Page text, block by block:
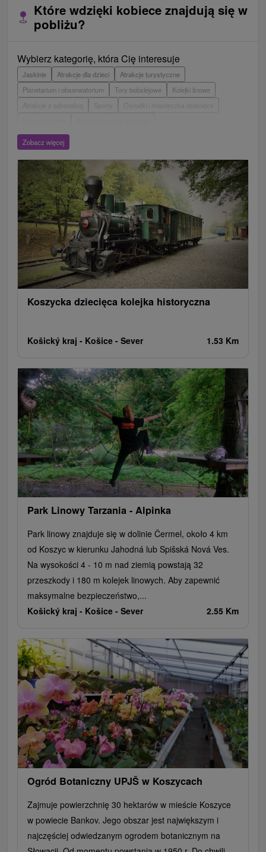
Które wdzięki kobiece znajdują się w
pobliżu?
Wybierz kategorię, która Cię interesuje
Jaskinie Atrakcje dla dzieci
Atrakcje turystyczne
Planetarium i obserwatorium
Tory bobslejowe
Kolejki linowe
Atrakcje z adrenaliną
Wieże obserwacyjne i chodniki
Escaperoom
Ogrody botaniczne
Loty widokowe i rejsy wycieczkowe
Tarcze
Jeziora, jeziora, zbiorniki wodne
Zabytki techniki
Pomniki
Wodospady
Kościoły drewniane Źródła
Jazda konna
Túry a turistické chodníky
Zamki Chaty górskie
Teatry
Miejsca sakralne
Rafting, rafting, rafting
Ośrodek narciarski
Pola golfowe
Parki miejskie i zamkowe
Obiekty architektoniczne
Amfiteatry i kina w przyrodzie
Tory gokartowe
Cyklotrasy
Szlaki winne
Zobacz więcej
Koszycka dziecięca kolejka historyczna
Košický kraj - Košice - Sever 1.53 Km
Park Linowy Tarzania - Alpinka
Park linowy znajduje się w dolinie Čermel, około 4 km
od Koszyc w kierunku Jahodná lub Spišská Nová Ves.
Na wysokości 4 - 10 m nad ziemią powstają 32
przeszkody i 180 m kolejek linowych. Aby zapewnić
maksymalne bezpieczeństwo,...
Košický kraj - Košice - Sever 2.55 Km
Ogród Botaniczny UPJŠ w Koszycach
Zajmuje powierzchnię 30 hektarów w mieście Koszyce
w powiecie Bankov. Jego obszar jest największym i
najczęściej odwiedzanym ogrodem botanicznym na